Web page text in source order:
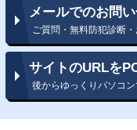
メールでのお問
ご質問・無料防犯診断
サイトのURLを
後からゆっくりパソコ